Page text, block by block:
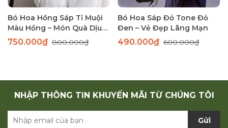
Bó Hoa Hồng Sáp Tỉ Muội
Màu Hồng – Món Quà Dịu
Dàng Thay Lời Yêu Thương
750.000₫ 800.000₫
Bó Hoa Sáp Đỏ Tone Đỏ
Đen – Vẻ Đẹp Lãng Mạn
490.000₫ 600.000₫
NHẬP THÔNG TIN KHUYẾN MÃI TỪ CHÚNG TÔI
Gửi